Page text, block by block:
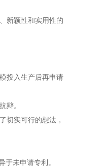
新颖性和实用性的
投入生产后再申请
辩。
切实可行的想法，
未申请专利。